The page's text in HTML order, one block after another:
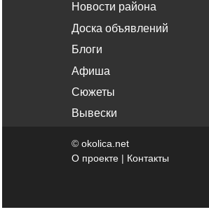
Новости района
Доска объявлений
Блоги
Афиша
Сюжеты
Вывески
© okolica.net
О проекте | Контакты